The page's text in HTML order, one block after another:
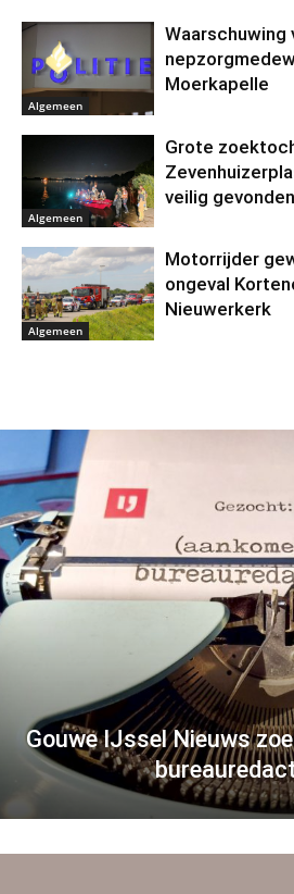
Algemeen
Waarschuwing
Moerkapelle
Algemeen
Grote
veilig gevonden
Algemeen
Motorrijder
ongeval
Nieuwerkerk
Gouwe IJssel Nieuws